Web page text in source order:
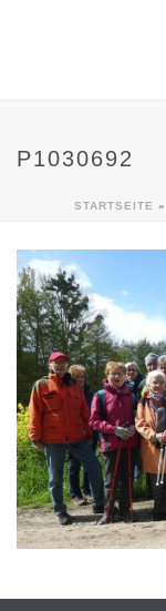
P1030692
STARTSEITE »